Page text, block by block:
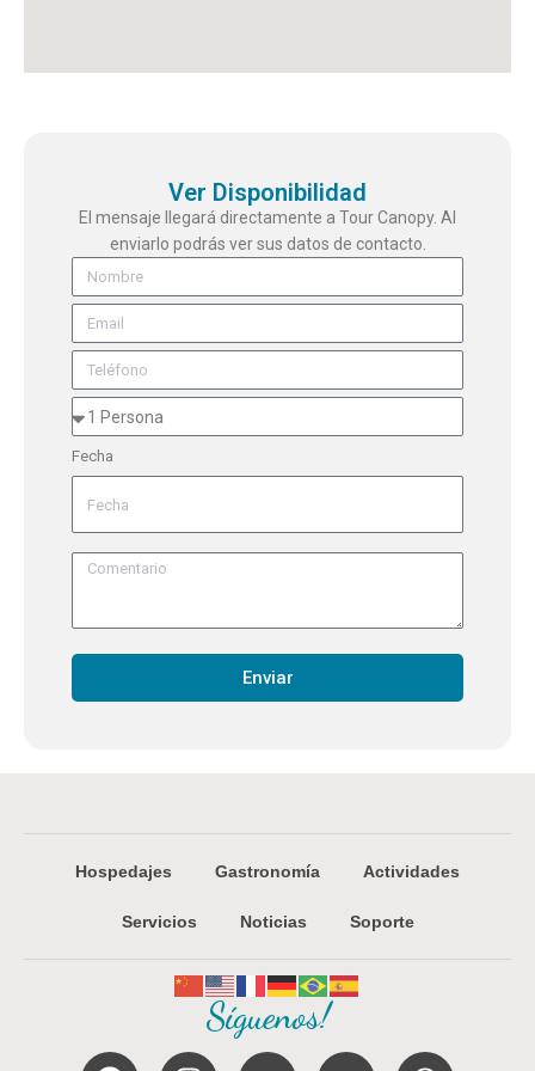
Ver Disponibilidad
El mensaje llegará directamente a Tour Canopy. Al
enviarlo podrás ver sus datos de contacto.
Fecha
Enviar
Hospedajes Gastronomía Actividades
Servicios Noticias Soporte
Síguenos!